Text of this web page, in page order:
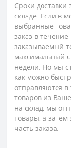
Сроки доставки
складе. Если в
выбранные
заказ в
заказываемый
максимальный
недели. Но мы
как можно
отправляются в
товаров из
на склад, мы
товары, а
часть заказа.